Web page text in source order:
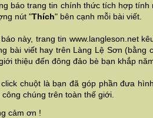
báo trang tin chính thức tích hợp
nút "Thích" bên cạnh mỗi bài viết.
này, trang tin www.langleson.net
bài viết hay trên Làng Lệ Sơn (bằng
thiệu đến đông đảo bè bạn khắp
chuột là bạn đã góp phần đưa
chúng trên toàn thế giới.
cảm ơn !